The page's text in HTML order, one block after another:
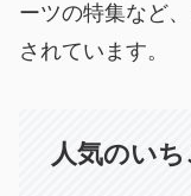
ーツの特集など
されています。
人気のい